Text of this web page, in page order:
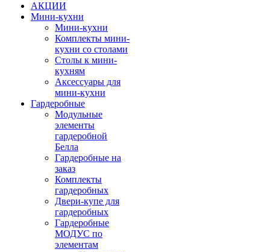
АКЦИИ
Мини-кухни
Мини-кухни
Комплекты мини-
кухни со столами
Столы к мини-
кухням
Аксессуары для
мини-кухни
Гардеробные
Модульные
элементы
гардеробной
Белла
Гардеробные на
заказ
Комплекты
гардеробных
Двери-купе для
гардеробных
Гардеробные
МОДУС по
элементам